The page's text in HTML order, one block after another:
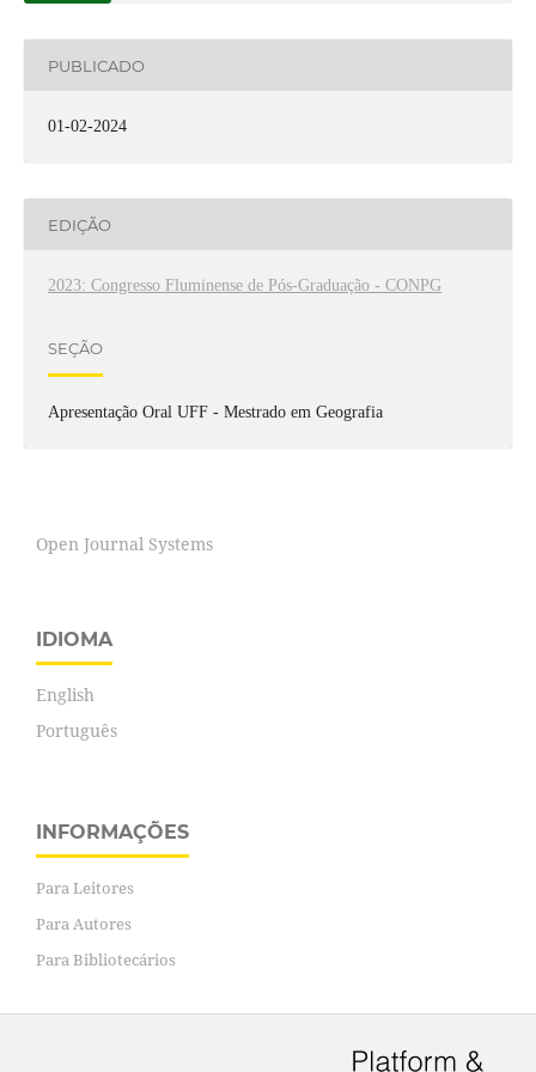
PUBLICADO
01-02-2024
EDIÇÃO
2023: Congresso Fluminense de Pós-Graduação - CONPG
SEÇÃO
Apresentação Oral UFF - Mestrado em Geografia
Open Journal Systems
IDIOMA
English
Português
INFORMAÇÕES
Para Leitores
Para Autores
Para Bibliotecários